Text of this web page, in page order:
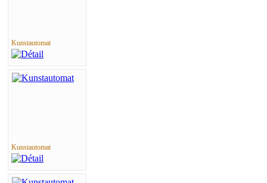
Kunstautomat
Kunstautomat